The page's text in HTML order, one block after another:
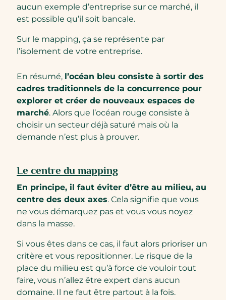
aucun exemple d’entreprise sur ce marché, il
est possible qu’il soit bancale.
Sur le mapping, ça se représente par
l’isolement de votre entreprise.
En résumé, l’océan bleu consiste à sortir des
cadres traditionnels de la concurrence pour
explorer et créer de nouveaux espaces de
marché. Alors que l’océan rouge consiste à
choisir un secteur déjà saturé mais où la
demande n’est plus à prouver.
Le centre du mapping
En principe, il faut éviter d’être au milieu, au
centre des deux axes. Cela signifie que vous
ne vous démarquez pas et vous vous noyez
dans la masse.
Si vous êtes dans ce cas, il faut alors prioriser un
critère et vous repositionner. Le risque de la
place du milieu est qu’à force de vouloir tout
faire, vous n’allez être expert dans aucun
domaine. Il ne faut être partout à la fois.